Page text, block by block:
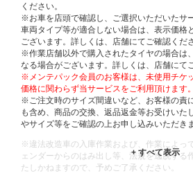
ください。
※お車を店頭で確認し、ご選択いただいたサ
車両タイプ等が適合しない場合は、表示価格
ございます。詳しくは、店舗にてご確認くだ
※作業店舗以外で購入されたタイヤの場合は
なる場合がございます。詳しくは、店舗にて
※メンテパック会員のお客様は、未使用チケ
価格に関わらず当サービスをご利用頂けます。
※ご注文時のサイズ間違いなど、お客様の責
も含め、商品の交換、返品返金等お受けいた
やサイズ等をご確認の上お申し込みいただき
※違法改造車の入庫作業および、作業によっ
ェンダーからのはみ出し等、法規を逸脱する
たしかねますので、予めご了承ください。